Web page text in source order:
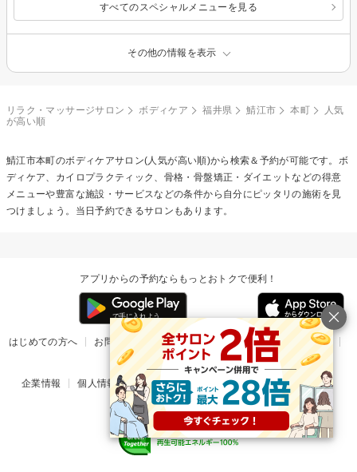
すべてのスペシャルメニューを見る
その他の情報を表示
リラク・マッサージサロン ボディケア 福井県 鯖江市 本町
人気
が高い順
鯖江市本町のボディケアサロン(人気が高い順)から検索＆予約が可能です。ボ
ディケア、カイロプラクティック、骨格・骨盤矯正・ダイエットなどの得意
メニューや豊富な施設・サービスなどの条件から自分にピッタリの施術を見
つけましょう。当日予約できるサロンもあります。
アプリからの予約ならもっとおトクで便利！
はじめての方へ お問い合わせ ヘルプ リリース情報
利用規約
掲載ご希望のサロン様
企業情報 個人情報保護方針 楽天のサービス一覧 アプリ一覧
© Rakuten Group, Inc.